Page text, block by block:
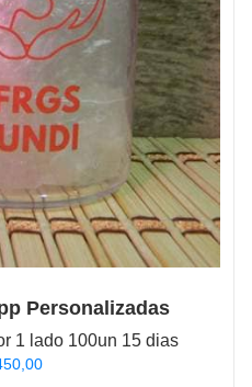
Personalizadas
1 lado 100un 15 dias